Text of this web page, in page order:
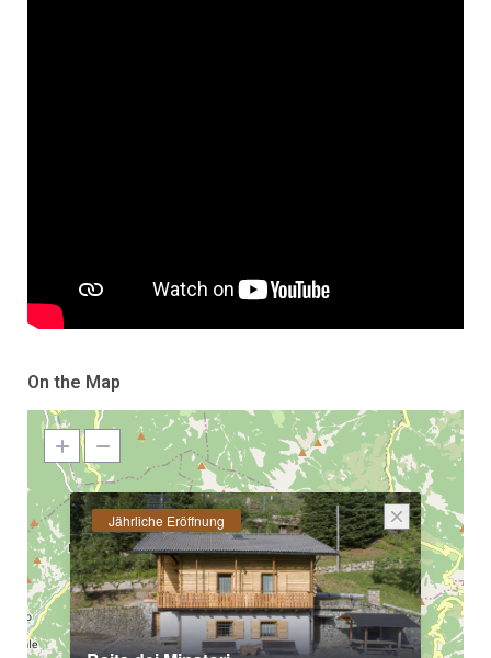
On the Map
Jährliche Eröffnung